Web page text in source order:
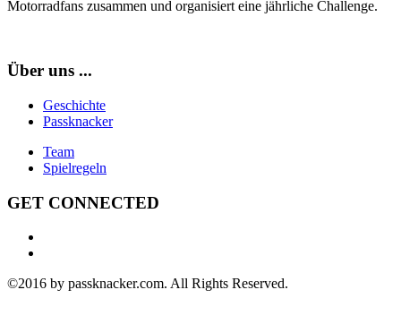
Motorradfans zusammen und organisiert eine jährliche Challenge.
Über uns ...
Geschichte
Passknacker
Team
Spielregeln
GET CONNECTED
©2016 by passknacker.com. All Rights Reserved.